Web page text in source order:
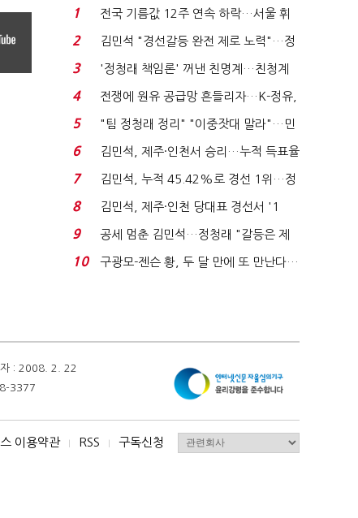
1
전국 기름값 12주 연속 하락…서울 휘
발윳값 1909원...
2
김민석 "경선갈등 완전 제로 노력"…정
청래 "반명 공세 사...
3
'정청래 책임론' 꺼낸 친명계…친청계
는 추가투표 때리기...
4
전쟁에 원유 공급망 흔들리자…K-정유,
에너지안보 핵심...
5
"팀 정청래 정리" "이중잣대 말라"…민
주 최고위원 계파 다...
6
김민석, 제주·인천서 승리…누적 득표율
'1위 탈환'(종합)...
7
김민석, 누적 45.42%로 경선 1위…정
청래와 격차 0.86%p(...
8
김민석, 제주·인천 당대표 경선서 '1
위'(1보)...
9
공세 멈춘 김민석…정청래 "갈등은 제
가 수습"
10
구광모-젠슨 황, 두 달 만에 또 만난다…
자 : 2008. 2. 22
3377
이용약관 I RSS I 구독신청